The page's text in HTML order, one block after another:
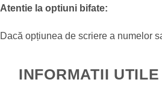
Atentie la optiuni bifate:
Dacă opțiunea de scriere a numelor
INFORMATII UTILE